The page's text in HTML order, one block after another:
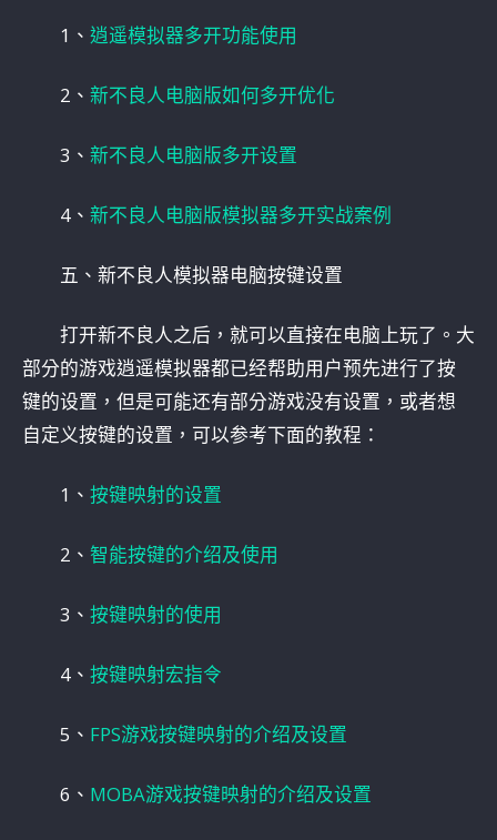
1、 逍遥模拟器多开功能使用
2、 新不良人电脑版如何多开优化
3、 新不良人电脑版多开设置
4、 新不良人电脑版模拟器多开实战案例
五、新不良人模拟器电脑按键设置
打开新不良人之后，就可以直接在电脑上玩了。大
部分的游戏逍遥模拟器都已经帮助用户预先进行了按
键的设置，但是可能还有部分游戏没有设置，或者想
自定义按键的设置，可以参考下面的教程：
1、 按键映射的设置
2、 智能按键的介绍及使用
3、 按键映射的使用
4、 按键映射宏指令
5、 FPS游戏按键映射的介绍及设置
6、 MOBA游戏按键映射的介绍及设置